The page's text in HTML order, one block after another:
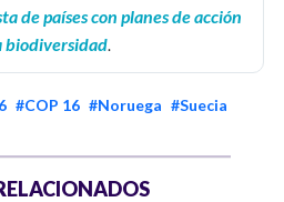
de países con planes de acción
biodiversidad.
#COP 16 #Noruega #Suecia